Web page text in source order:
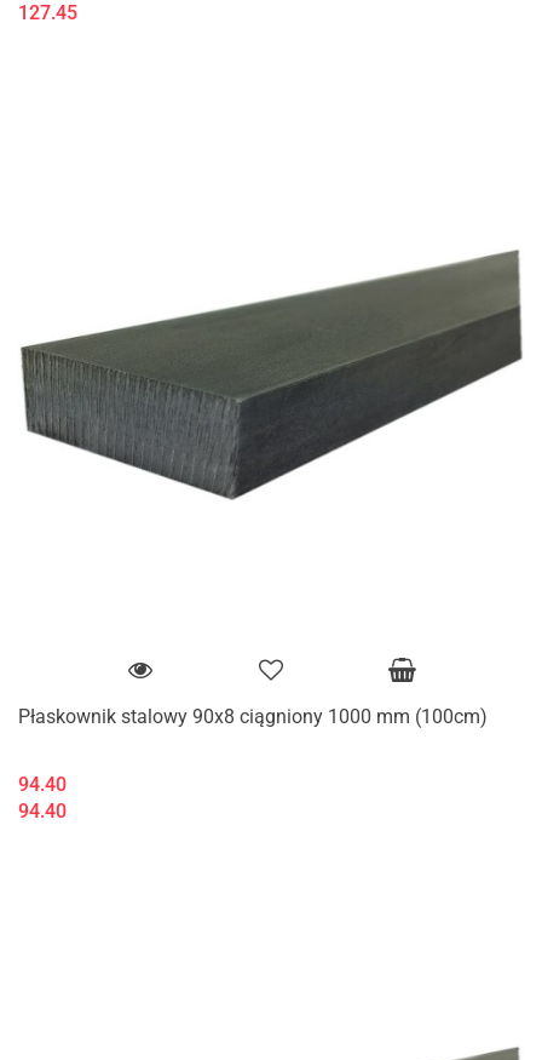
127.45
Płaskownik stalowy 90x8 ciągniony 1000 mm (100cm)
94.40
94.40